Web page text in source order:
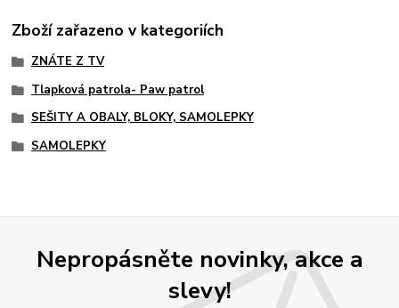
Zboží zařazeno v kategoriích
ZNÁTE Z TV
Tlapková patrola- Paw patrol
SEŠITY A OBALY, BLOKY, SAMOLEPKY
SAMOLEPKY
Nepropásněte novinky, akce a
slevy!